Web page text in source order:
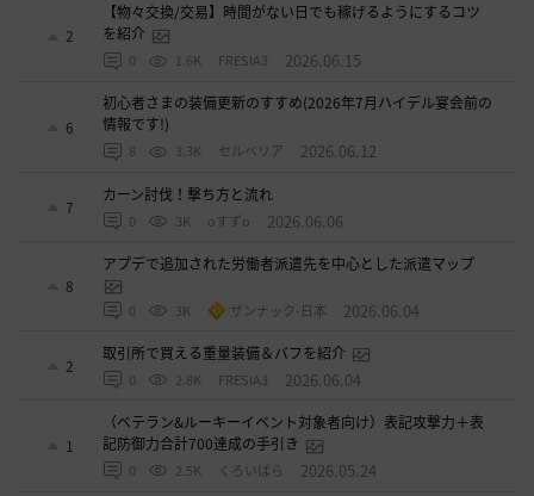
2
【物々交換/交易】時間がない日でも稼げるようにするコツ
を紹介
0 1.6K FRESIA3 2026.06.15
6
初心者さまの装備更新のすすめ(2026年7月ハイデル宴会前の
情報です!)
8 3.3K セルベリア 2026.06.12
7
カーン討伐！撃ち方と流れ
0 3K oすずo 2026.06.06
8
アプデで追加された労働者派遣先を中心とした派遣マップ
0 3K ザンナック-日本 2026.06.04
2
取引所で買える重量装備＆バフを紹介
0 2.8K FRESIA3 2026.06.04
1
（ベテラン&ルーキーイベント対象者向け）表記攻撃力＋表
記防御力合計700達成の手引き
0 2.5K くろいばら 2026.05.24